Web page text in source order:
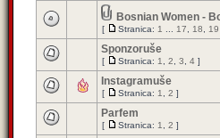
Bosnian Women -
[ Stranica: 1 17 18 19
Sponzoruše
[ Stranica: 1 2 3 4 ]
Instagramuše
[ Stranica: 1 2 ]
Parfem
[ Stranica: 1 2 ]